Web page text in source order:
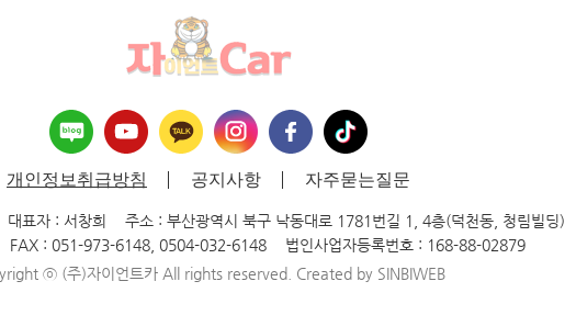
개인정보취급방침 공지사항 자주묻는질문
대표자 : 서창희
주소 : 부산광역시 북구 낙동대로 1781번길 1, 4층(덕천동, 청림빌딩)
FAX : 051-973-6148, 0504-032-6148
법인사업자등록번호 : 168-88-02879
ⓒ (주)자이언트카 All rights reserved. Created by SINBIWEB